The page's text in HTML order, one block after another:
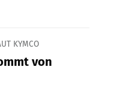
KYMCO
von